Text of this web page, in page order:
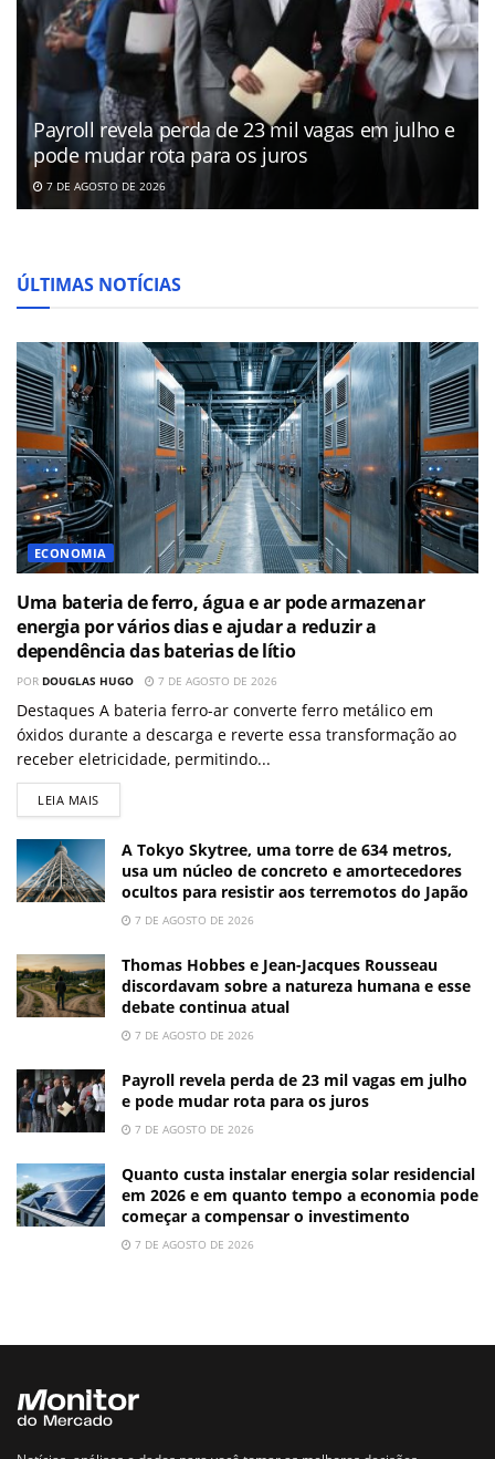
Payroll revela perda de 23 mil vagas em julho e
pode mudar rota para os juros
7 DE AGOSTO DE 2026
ÚLTIMAS NOTÍCIAS
ECONOMIA
Uma bateria de ferro, água e ar pode armazenar
energia por vários dias e ajudar a reduzir a
dependência das baterias de lítio
POR DOUGLAS HUGO 7 DE AGOSTO DE 2026
Destaques A bateria ferro-ar converte ferro metálico em
óxidos durante a descarga e reverte essa transformação ao
receber eletricidade, permitindo...
LEIA MAIS
A Tokyo Skytree, uma torre de 634 metros,
usa um núcleo de concreto e amortecedores
ocultos para resistir aos terremotos do Japão
7 DE AGOSTO DE 2026
Thomas Hobbes e Jean-Jacques Rousseau
discordavam sobre a natureza humana e esse
debate continua atual
7 DE AGOSTO DE 2026
Payroll revela perda de 23 mil vagas em julho
e pode mudar rota para os juros
7 DE AGOSTO DE 2026
Quanto custa instalar energia solar residencial
em 2026 e em quanto tempo a economia pode
começar a compensar o investimento
7 DE AGOSTO DE 2026